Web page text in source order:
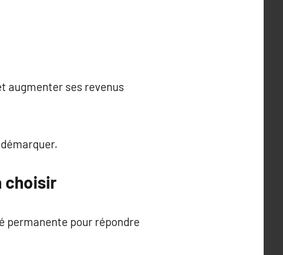
augmenter ses revenus
choisir
permanente pour répondre